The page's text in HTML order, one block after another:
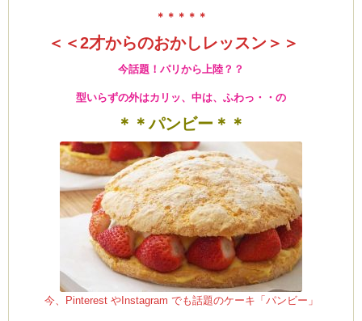
(produced by
＊＊＊＊＊
＜＜2才からのおかしレッスン＞＞
今話題！パリから上陸？？
型いらずの外はカリッ、中は、ふわっ・・の
＊＊パンビー＊＊
今、Pinterest やInstagram でも話題のケーキ「パンビー」